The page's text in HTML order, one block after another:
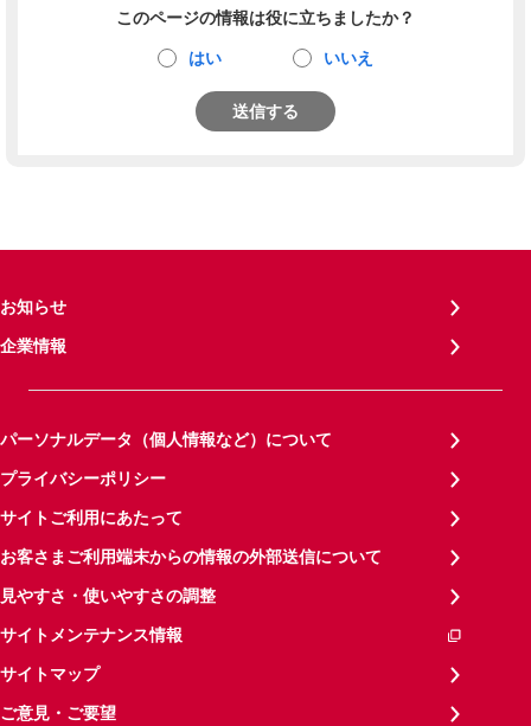
このページの情報は役に立ちましたか？
はい いいえ
送信する
お知らせ
企業情報
パーソナルデータ（個人情報など）について
プライバシーポリシー
サイトご利用にあたって
お客さまご利用端末からの情報の外部送信について
見やすさ・使いやすさの調整
サイトメンテナンス情報
サイトマップ
ご意見・ご要望